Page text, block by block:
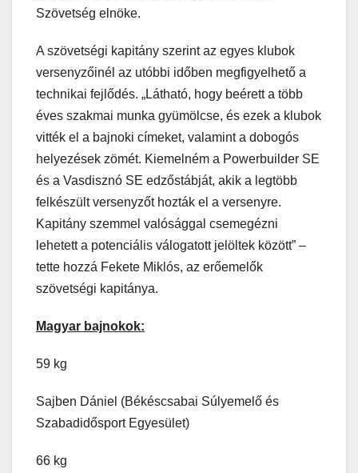
Szövetség elnöke.
A szövetségi kapitány szerint az egyes klubok
versenyzőinél az utóbbi időben megfigyelhető a
technikai fejlődés. „Látható, hogy beérett a több
éves szakmai munka gyümölcse, és ezek a klubok
vitték el a bajnoki címeket, valamint a dobogós
helyezések zömét. Kiemelném a Powerbuilder SE
és a Vasdisznó SE edzőstábját, akik a legtöbb
felkészült versenyzőt hozták el a versenyre.
Kapitány szemmel valósággal csemegézni
lehetett a potenciális válogatott jelöltek között” –
tette hozzá Fekete Miklós, az erőemelők
szövetségi kapitánya.
Magyar bajnokok:
59 kg
Sajben Dániel (Békéscsabai Súlyemelő és
Szabadidősport Egyesület)
66 kg